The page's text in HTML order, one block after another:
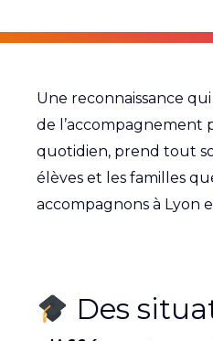
Une reconnaissance
de l’accompagnement
quotidien, prend tout
élèves et les familles
accompagnons à Lyon
Des